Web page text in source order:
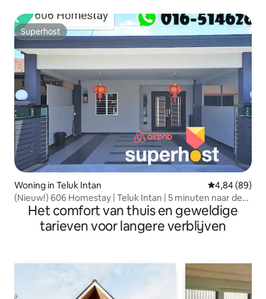
Superhost
Superhost
Woning in Teluk Intan Gemiddelde
4,84 (89)
(Nieuw!) 606 Homestay | Teluk Intan | 5 minuten naar de
stadHet comfort van thuis en geweldige
tarieven voor langere verblijven